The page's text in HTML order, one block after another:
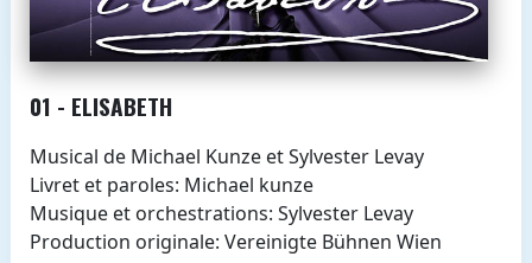
01 - ELISABETH
Musical de Michael Kunze et Sylvester Levay
Livret et paroles: Michael kunze
Musique et orchestrations: Sylvester Levay
Production originale: Vereinigte Bühnen Wien